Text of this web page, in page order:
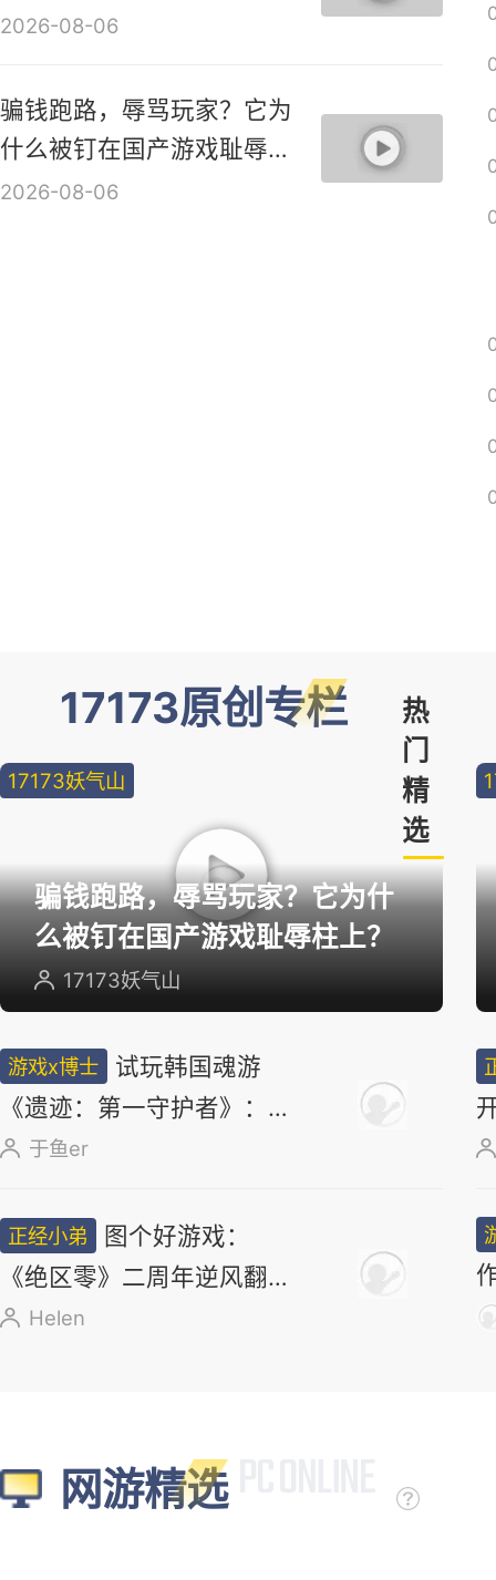
示视频
2026-08-06
骗钱跑路，辱骂玩家？它为
什么被钉在国产游戏耻辱柱
上？【是个人物10】
2026-08-06
17173原创专栏
热
门
精
选
17173妖气山
骗钱跑路，辱骂玩家？它为什
么被钉在国产游戏耻辱柱上？
17173妖气山
游戏x博士
试玩韩国魂游
《遗迹：第一守护者》：求
求了，别再做类魂了
于鱼er
正经小弟
图个好游戏：
《绝区零》二周年逆风翻
盘，新角色太顶了
Helen
网游精选